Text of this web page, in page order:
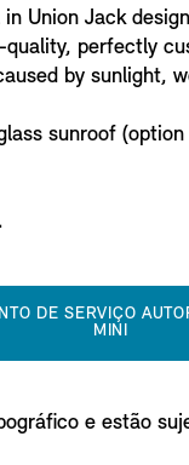
Union Jack
quality, perfectly
by sunlight,
sunroof (option
DE SERVIÇO
MINI
e estão